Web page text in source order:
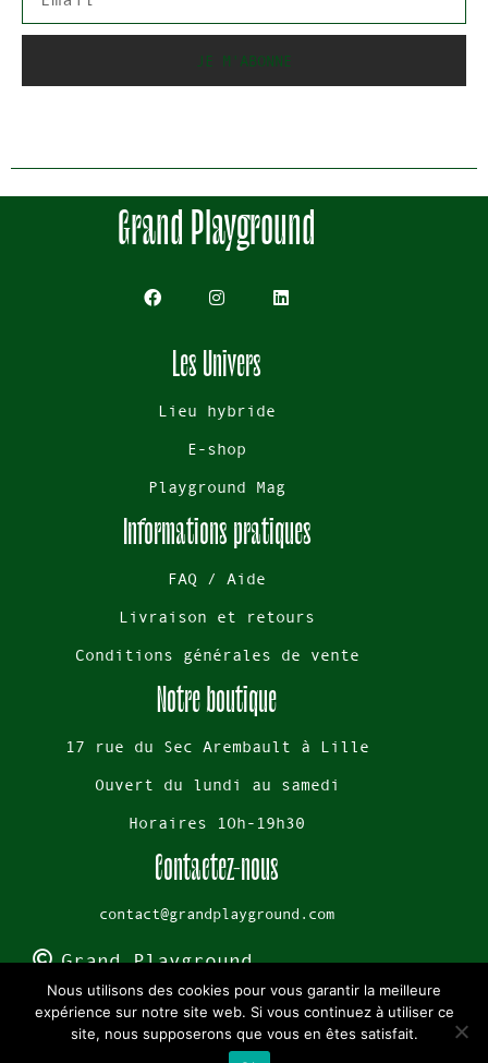
JE M'ABONNE
Grand Playground
Les Univers
Lieu hybride
E-shop
Playground Mag
Informations pratiques
FAQ / Aide
Livraison et retours
Conditions générales de vente
Notre boutique
17 rue du Sec Arembault à Lille
Ouvert du lundi au samedi
Horaires 1Oh-19h30
Contactez-nous
contact@grandplayground.com
Grand Playground
Mentions légales
Cookies
Nous utilisons des cookies pour vous garantir la meilleure
expérience sur notre site web. Si vous continuez à utiliser ce
site, nous supposerons que vous en êtes satisfait.